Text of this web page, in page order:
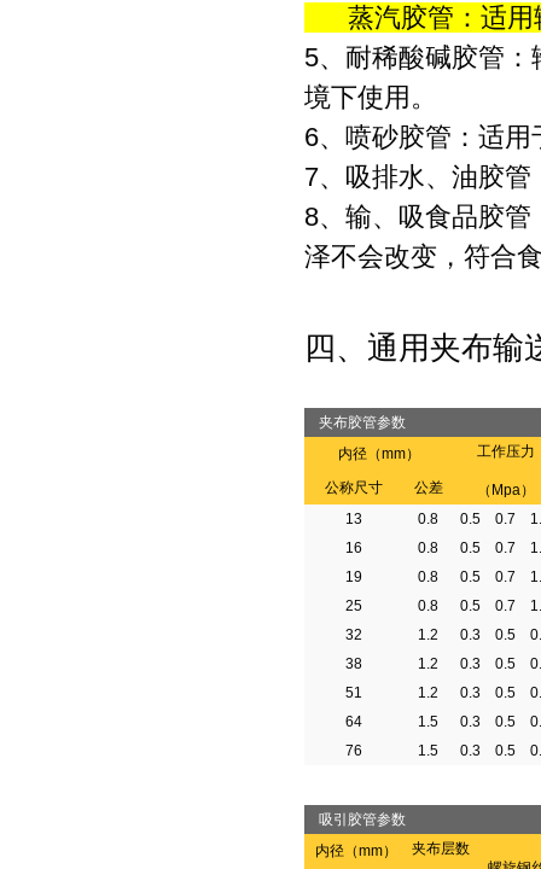
蒸汽胶管：适用
5、耐稀酸碱胶管
境下使用。
6、喷砂胶管：适
7、吸排水、油胶
8、输、吸食品胶
泽不会改变，符合
四、通用夹布输
夹布胶管参数
内径（mm）
工作压力
（ Mpa）
公称尺寸
公差
13
0.8 0.5 0.7
16
0.8 0.5 0.7
19
0.8 0.5 0.7
25
0.8 0.5 0.7
32
1.2 0.3 0.5
38
1.2 0.3 0.5
51
1.2 0.3 0.5
64
1.5 0.3 0.5
76
1.5 0.3 0.5
吸引胶管参数
内径（mm）
夹布层数